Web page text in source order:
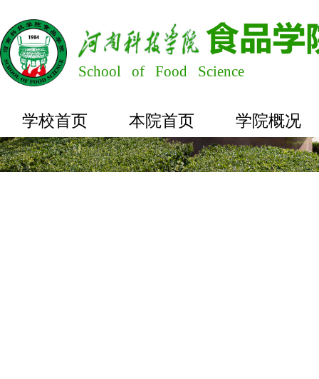
School of Food Science
学校首页 本院首页 学院概况